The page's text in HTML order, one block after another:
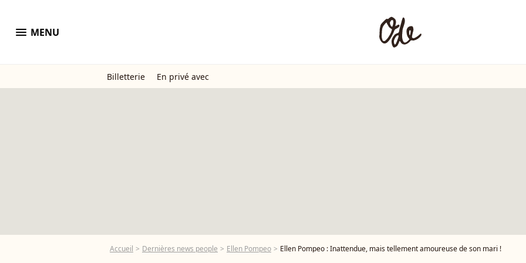
menu MENU
Billetterie En privé avec
Accueil Dernières news people Ellen Pompeo Ellen Pompeo : Inattendue, mais tellement amoureuse de son mari !